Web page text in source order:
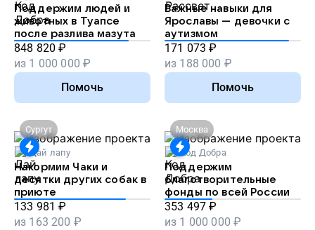
Поддержим людей и
животных в Туапсе
после разлива мазута
848 820 ₽
из 1 000 000 ₽
Помочь
Важные навыки для
Ярославы — девочки с
аутизмом
171 073 ₽
из 188 000 ₽
Помочь
Сургут
Дай лапу
Накормим Чаки и
десятки других собак в
приюте
133 981 ₽
из 163 200 ₽
Москва
Код Добра
Поддержим
благотворительные
фонды по всей России
353 497 ₽
из 1 000 000 ₽